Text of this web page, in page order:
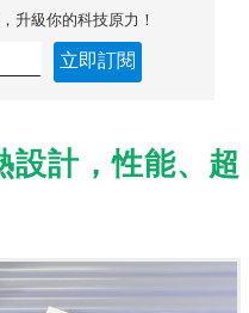
升級你的科技原力！
立即訂閱
設計，性能、超